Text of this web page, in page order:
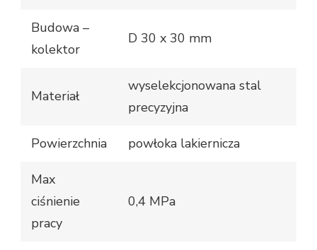
Budowa –
kolektor
D 30 x 30 mm
Materiał
wyselekcjonowana stal
precyzyjna
Powierzchnia powłoka lakiernicza
Max
ciśnienie
pracy
0,4 MPa